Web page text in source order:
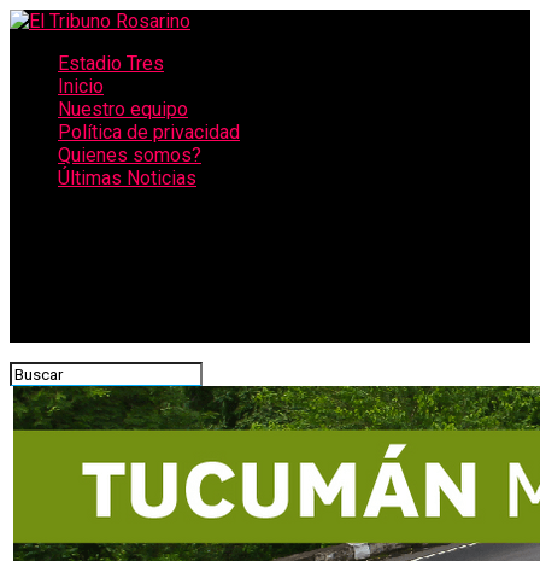
Estadio Tres
Inicio
Nuestro equipo
Política de privacidad
Quienes somos?
Últimas Noticias